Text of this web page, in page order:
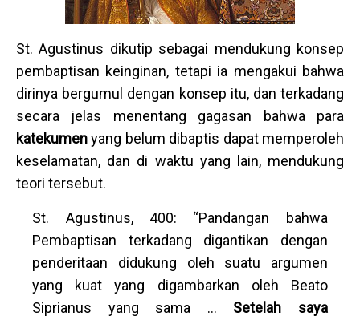
St. Agustinus dikutip sebagai mendukung konsep
pembaptisan keinginan, tetapi ia mengakui bahwa
dirinya bergumul dengan konsep itu, dan terkadang
secara jelas menentang gagasan bahwa para
katekumenyang belum dibaptis dapat memperoleh
keselamatan, dan di waktu yang lain, mendukung
teori tersebut.
St. Agustinus, 400: “Pandangan bahwa
Pembaptisan terkadang digantikan dengan
penderitaan didukung oleh suatu argumen
yang kuat yang digambarkan oleh Beato
Siprianus yang sama … Setelah saya